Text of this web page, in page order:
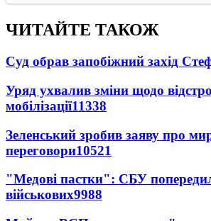
ЧИТАЙТЕ ТАКОЖ
Суд обрав запобіжний захід
Уряд ухвалив зміни щодо
мобілізації11338
Зеленський зробив заяву про
переговори10521
"Медові пастки": СБУ
військових9988